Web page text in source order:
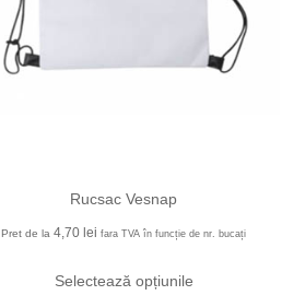
Rucsac Vesnap
Pret de la 4,70 lei fara TVA în funcție de nr. bucați
Selectează opțiunile